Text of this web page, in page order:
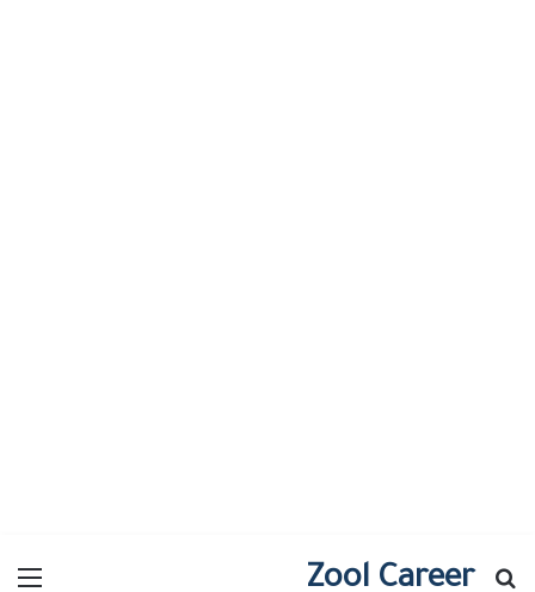
Zool Career
بحث عن